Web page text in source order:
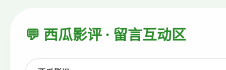
💬 西瓜影评 · 留言互动区